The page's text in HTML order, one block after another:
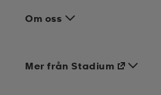
Om oss
Mer från Stadium